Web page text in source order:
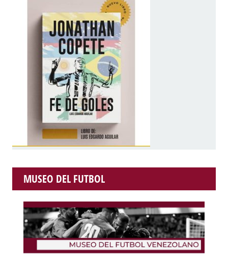
MUSEO DEL FUTBOL